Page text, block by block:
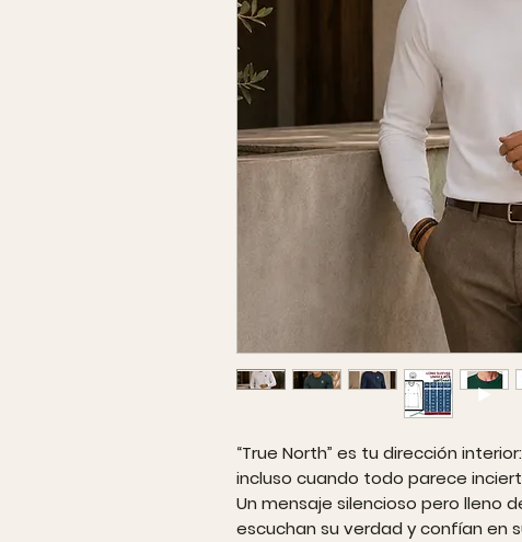
“True North” es tu dirección
incluso cuando todo parece
Un mensaje silencioso pero lleno
escuchan su verdad y confían en